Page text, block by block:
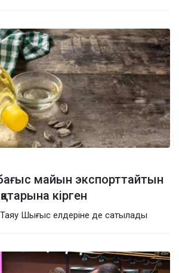
майын экспорттайтын
кірген
Шығыс елдеріне де сатылады